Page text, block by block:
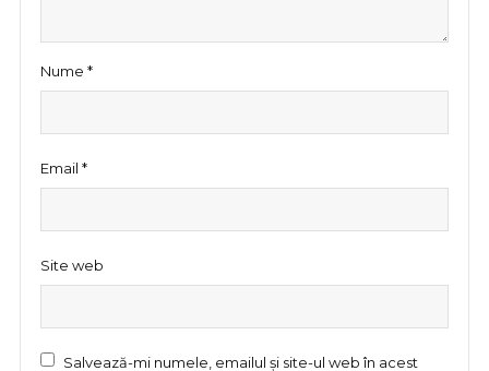
Nume *
Email *
Site web
Salvează-mi numele, emailul și site-ul web în acest